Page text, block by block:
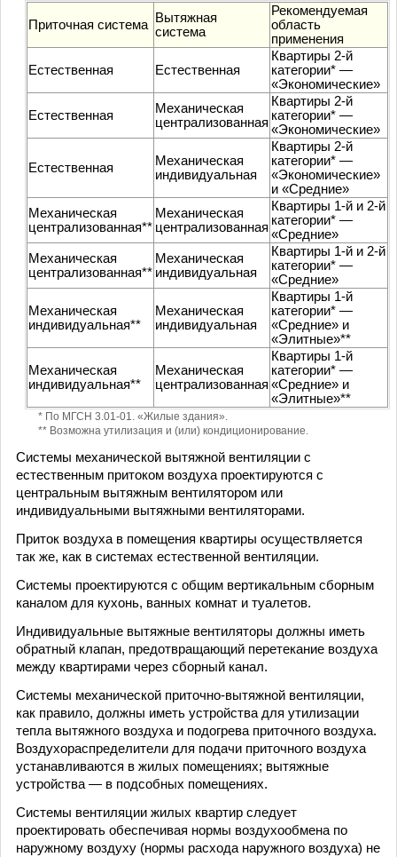
Приточная система Вытяжная
система
Рекомендуемая
область
применения
Естественная Естественная
Квартиры 2-й
категории* —
«Экономические»
Естественная
Механическая
централизованная
Квартиры 2-й
категории* —
«Экономические»
Естественная
Механическая
индивидуальная
Квартиры 2-й
категории* —
«Экономические»
и «Средние»
Механическая
централизованная**
Механическая
централизованная
Квартиры 1-й и 2-й
категории* —
«Средние»
Механическая
централизованная**
Механическая
индивидуальная
Квартиры 1-й и 2-й
категории* —
«Средние»
Механическая
индивидуальная**
Механическая
индивидуальная
Квартиры 1-й
категории* —
«Средние» и
«Элитные»**
Механическая
индивидуальная**
Механическая
централизованная
Квартиры 1-й
категории* —
«Средние» и
«Элитные»**
* По МГСН 3.01-01. «Жилые здания».
** Возможна утилизация и (или) кондиционирование.
Системы механической вытяжной вентиляции с
естественным притоком воздуха проектируются с
центральным вытяжным вентилятором или
индивидуальными вытяжными вентиляторами.
Приток воздуха в помещения квартиры осуществляется
так же, как в системах естественной вентиляции.
Системы проектируются с общим вертикальным сборным
каналом для кухонь, ванных комнат и туалетов.
Индивидуальные вытяжные вентиляторы должны иметь
обратный клапан, предотвращающий перетекание воздуха
между квартирами через сборный канал.
Системы механической приточно-вытяжной вентиляции,
как правило, должны иметь устройства для утилизации
тепла вытяжного воздуха и подогрева приточного воздуха.
Воздухораспределители для подачи приточного воздуха
устанавливаются в жилых помещениях; вытяжные
устройства — в подсобных помещениях.
Системы вентиляции жилых квартир следует
проектировать обеспечивая нормы воздухообмена по
наружному воздуху (нормы расхода наружного воздуха) не